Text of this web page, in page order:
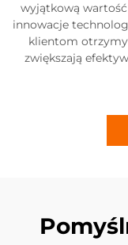
wyjątkową wartość
innowacje
klientom
zwiększają